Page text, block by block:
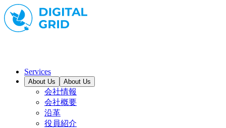
Services
About Us About Us
会社情報
会社概要
沿革
役員紹介